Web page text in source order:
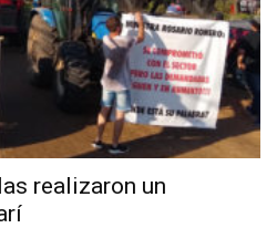
realizaron un